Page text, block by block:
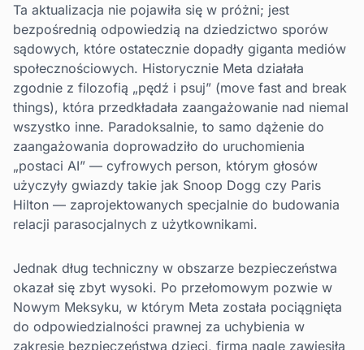
Ta aktualizacja nie pojawiła się w próżni; jest
bezpośrednią odpowiedzią na dziedzictwo sporów
sądowych, które ostatecznie dopadły giganta mediów
społecznościowych. Historycznie Meta działała
zgodnie z filozofią „pędź i psuj” (move fast and break
things), która przedkładała zaangażowanie nad niemal
wszystko inne. Paradoksalnie, to samo dążenie do
zaangażowania doprowadziło do uruchomienia
„postaci AI” — cyfrowych person, którym głosów
użyczyły gwiazdy takie jak Snoop Dogg czy Paris
Hilton — zaprojektowanych specjalnie do budowania
relacji parasocjalnych z użytkownikami.
Jednak dług techniczny w obszarze bezpieczeństwa
okazał się zbyt wysoki. Po przełomowym pozwie w
Nowym Meksyku, w którym Meta została pociągnięta
do odpowiedzialności prawnej za uchybienia w
zakresie bezpieczeństwa dzieci, firma nagle zawiesiła